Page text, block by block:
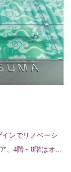
ンでリノベーシ
、4階～8階はオフ